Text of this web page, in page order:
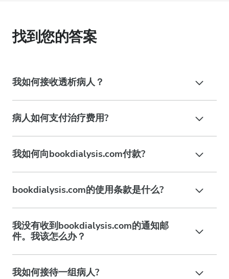
找到您的答案
我如何接收透析病人？
病人如何支付治疗费用?
我如何向bookdialysis.com付款?
bookdialysis.com的使用条款是什么?
我没有收到bookdialysis.com的通知邮
件。我该怎么办？
我如何接待一组病人?